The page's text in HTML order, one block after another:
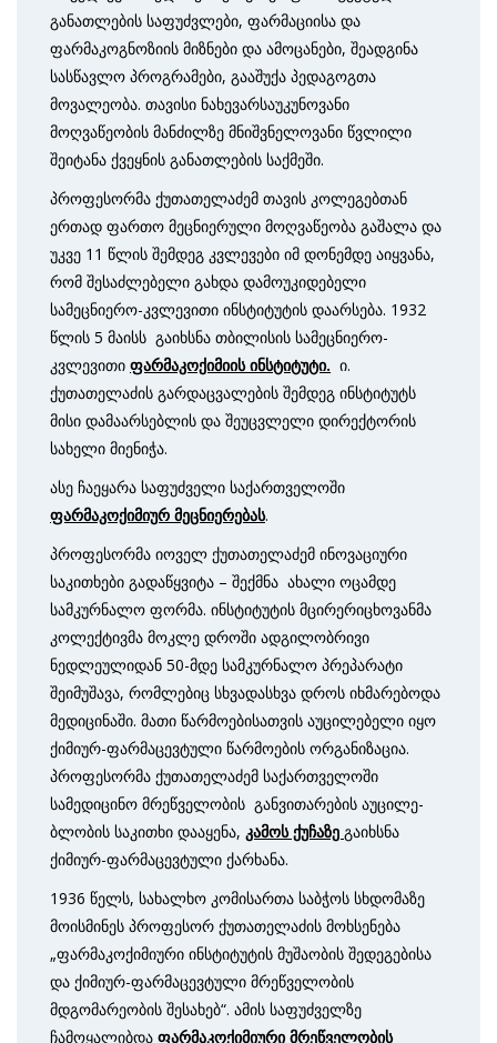
განათლების საფუძვლები, ფარმაციისა და
ფარმაკოგნოზიის მიზნები და ამოცანები, შეადგინა
სასწავლო პროგრამები, გააშუქა პედაგოგთა
მოვალეობა. თავისი ნახევარსაუკუნოვანი
მოღვაწეობის მანძილზე მნიშვნელოვანი წვლილი
შეიტანა ქვეყნის განათლების საქმეში.
პროფესორმა ქუთათელაძემ თავის კოლეგებთან
ერთად ფართო მეცნიერული მოღვაწეობა გაშალა და
უკვე 11 წლის შემდეგ კვლევები იმ დონემდე აიყვანა,
რომ შესაძლებელი გახდა დამოუკიდებელი
სამეცნიერო-კვლევითი ინსტიტუტის დაარსება. 1932
წლის 5 მაისს გაიხსნა თბილისის სამეცნიერო-
კვლევითი ფარმაკოქიმიის ინსტიტუტი. ი.
ქუთათელაძის გარდაცვალების შემდეგ ინსტიტუტს
მისი დამაარსებლის და შეუცვლელი დირექტორის
სახელი მიენიჭა.
ასე ჩაეყარა საფუძველი საქართველოში
ფარმაკოქიმიურ მეცნიერებას.
პროფესორმა იოველ ქუთათელაძემ ინოვაციური
საკითხები გადაწყვიტა – შექმნა ახალი ოცამდე
სამკურნალო ფორმა. ინსტიტუტის მცირერიცხოვანმა
კოლექტივმა მოკლე დროში ადგილობრივი
ნედლეულიდან 50-მდე სამკურნალო პრეპარატი
შეიმუ­­შავა, რომლებიც სხვადასხვა დროს იხმარებოდა
მედიცინაში. მათი წარმოებისათვის აუცილებელი იყო
ქიმიურ-ფარმაცევტული წარმოების ორგანიზაცია.
პროფესორმა ქუთათელაძემ საქართველოში
სამედიცინო მრეწველობის განვითა­რების აუცილე­
ბლობის საკითხი დააყენა, კამოს ქუჩაზე გაიხსნა
ქიმიურ-ფარმაცევტული ქარხანა.
1936 წელს, სახალხო კომისართა საბჭოს სხდომაზე
მოისმინეს პროფესორ ქუთათელაძის მოხსენება
„ფარმაკოქიმიური ინსტიტუტის მუშაობის შედეგებისა
და ქიმიურ-ფარმაცევტული მრეწველობის
მდგომარეობის შესახებ“. ამის საფუძველზე
ჩამოყალიბდა ფარმაკოქიმიური მრეწველობის